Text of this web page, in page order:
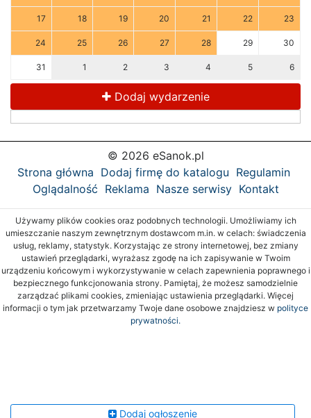
17 18 19 20 21 22 23
24 25 26 27 28 29 30
31 1 2 3 4 5 6
Dodaj wydarzenie
© 2026 eSanok.pl
Strona główna Dodaj firmę do katalogu Regulamin
Oglądalność Reklama Nasze serwisy Kontakt
Używamy plików cookies oraz podobnych technologii. Umożliwiamy ich
umieszczanie naszym zewnętrznym dostawcom m.in. w celach: świadczenia
usług, reklamy, statystyk. Korzystając ze strony internetowej, bez zmiany
ustawień przeglądarki, wyrażasz zgodę na ich zapisywanie w Twoim
urządzeniu końcowym i wykorzystywanie w celach zapewnienia poprawnego i
bezpiecznego funkcjonowania strony. Pamiętaj, że możesz samodzielnie
zarządzać plikami cookies, zmieniając ustawienia przeglądarki. Więcej
informacji o tym jak przetwarzamy Twoje dane osobowe znajdziesz w polityce
prywatności.
Dodaj ogłoszenie